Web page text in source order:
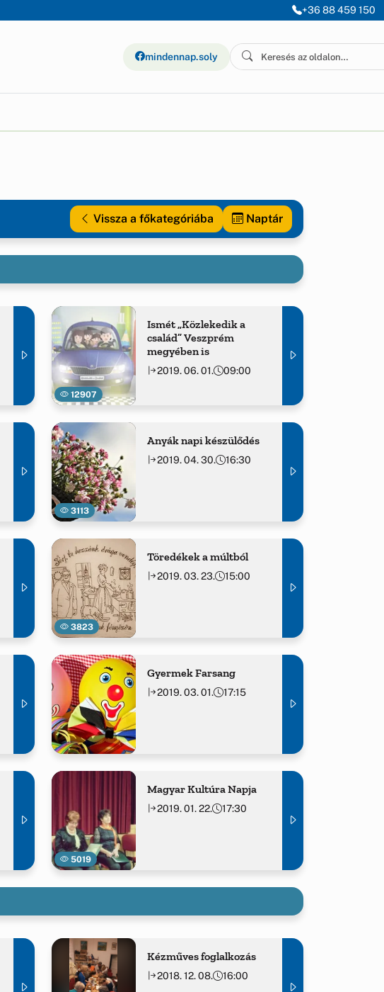
+36 88 459 150
mindennap.soly
Vissza a főkategóriába Naptár
12907
Ismét „Közlekedik a
család” Veszprém
megyében is
2019. 06. 01. 09:00
3113
Anyák napi készülődés
2019. 04. 30. 16:30
3823
Töredékek a múltból
2019. 03. 23. 15:00
Gyermek Farsang
2019. 03. 01. 17:15
5019
Magyar Kultúra Napja
2019. 01. 22. 17:30
Kézműves foglalkozás
2018. 12. 08. 16:00